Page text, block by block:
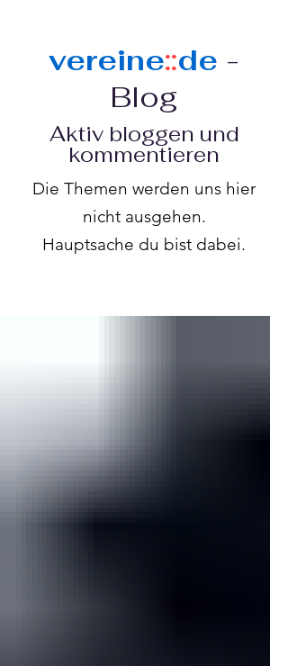
vereine::de -
Blog
Aktiv bloggen und
kommentieren
Die Themen werden uns hier
nicht ausgehen.
Hauptsache du bist dabei.